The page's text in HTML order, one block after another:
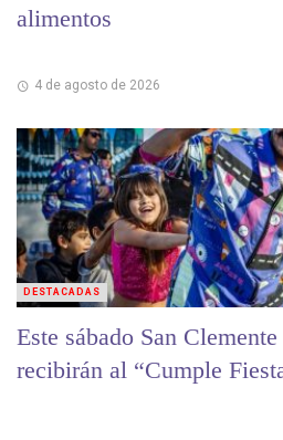
alimentos
4 de agosto de 2026
Este sábado San
recibirán al “Cumple
DESTACADAS